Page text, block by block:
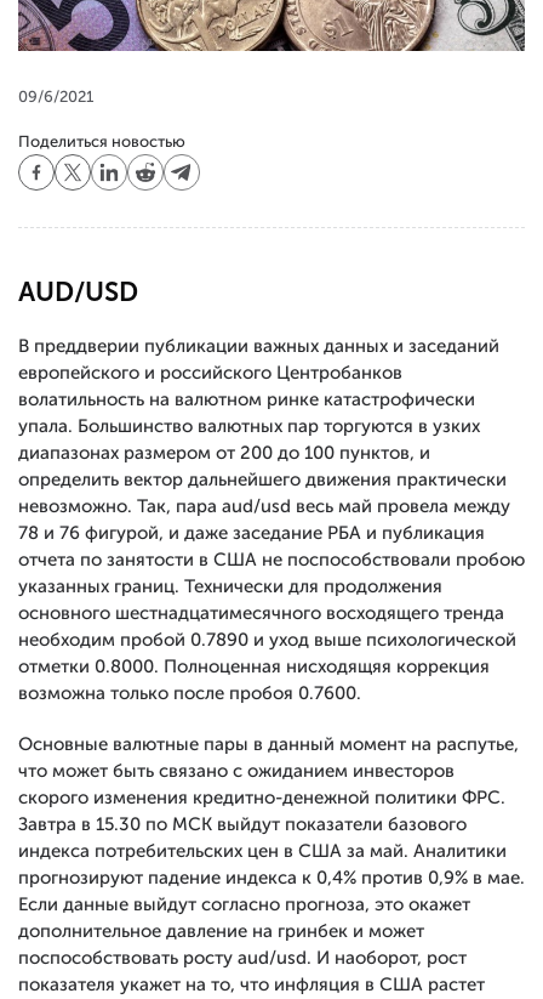
09/6/2021
Поделиться новостью
AUD/USD
В преддверии публикации важных данных и заседаний
европейского и российского Центробанков
волатильность на валютном ринке катастрофически
упала. Большинство валютных пар торгуются в узких
диапазонах размером от 200 до 100 пунктов, и
определить вектор дальнейшего движения практически
невозможно. Так, пара aud/usd весь май провела между
78 и 76 фигурой, и даже заседание РБА и публикация
отчета по занятости в США не поспособствовали пробою
указанных границ. Технически для продолжения
основного шестнадцатимесячного восходящего тренда
необходим пробой 0.7890 и уход выше психологической
отметки 0.8000. Полноценная нисходящяя коррекция
возможна только после пробоя 0.7600.
Основные валютные пары в данный момент на распутье,
что может быть связано с ожиданием инвесторов
скорого изменения кредитно-денежной политики ФРС.
Завтра в 15.30 по МСК выйдут показатели базового
индекса потребительских цен в США за май. Аналитики
прогнозируют падение индекса к 0,4% против 0,9% в мае.
Если данные выйдут согласно прогноза, это окажет
дополнительное давление на гринбек и может
поспособствовать росту aud/usd. И наоборот, рост
показателя укажет на то, что инфляция в США растет